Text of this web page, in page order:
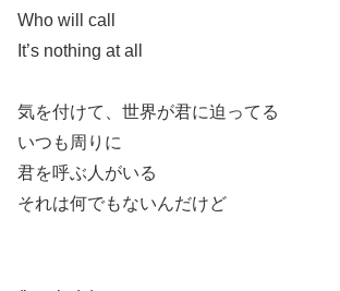
Who will call
It’s nothing at all
気を付けて、世界が君に迫ってる
いつも周りに
君を呼ぶ人がいる
それは何でもないんだけど